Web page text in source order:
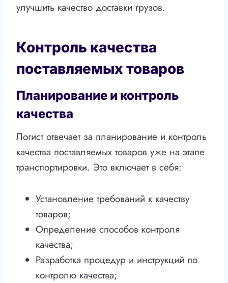
улучшить качество доставки грузов.
Контроль качества
поставляемых товаров
Планирование и контроль
качества
Логист отвечает за планирование и контроль
качества поставляемых товаров уже на этапе
транспортировки. Это включает в себя:
Установление требований к качеству
товаров;
Определение способов контроля
качества;
Разработка процедур и инструкций по
контролю качества;